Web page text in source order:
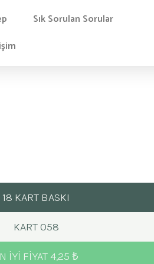
Sık Sorulan Sorular
18 KART BASKI
KART 058
IYI FIYAT 4,25 ₺